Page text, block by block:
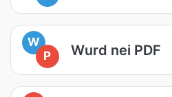
W
P
Wurd nei PDF